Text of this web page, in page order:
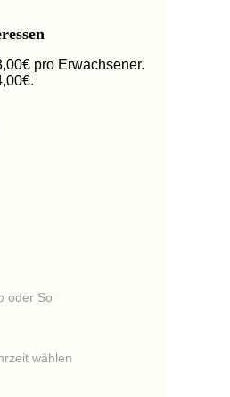
pro Erwachsener.
oder So
wählen